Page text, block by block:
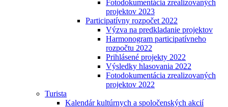
Fotodokumentácia zrealizovaných
projektov 2023
Participatívny rozpočet 2022
Výzva na predkladanie projektov
Harmonogram participatívneho
rozpočtu 2022
Prihlásené projekty 2022
Výsledky hlasovania 2022
Fotodokumentácia zrealizovaných
projektov 2022
Turista
Kalendár kultúrnych a spoločenských akcií